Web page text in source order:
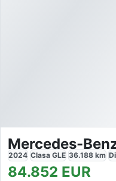
Mercedes-
2024 Clasa GLE 36.188 km
84.852 EUR